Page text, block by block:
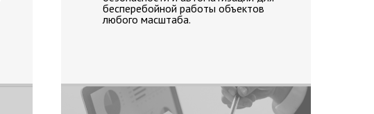
бесперебойной работы объектов
любого масштаба.